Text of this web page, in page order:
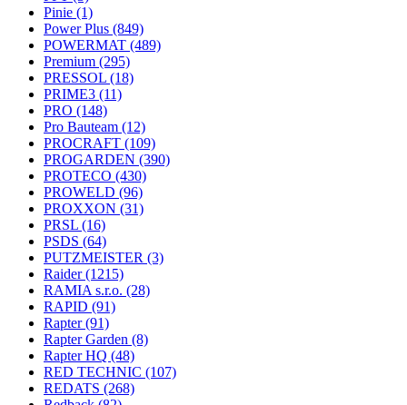
Pinie (1)
Power Plus (849)
POWERMAT (489)
Premium (295)
PRESSOL (18)
PRIME3 (11)
PRO (148)
Pro Bauteam (12)
PROCRAFT (109)
PROGARDEN (390)
PROTECO (430)
PROWELD (96)
PROXXON (31)
PRSL (16)
PSDS (64)
PUTZMEISTER (3)
Raider(1215)
RAMIA s.r.o. (28)
RAPID (91)
Rapter(91)
Rapter Garden (8)
Rapter HQ (48)
RED TECHNIC (107)
REDATS (268)